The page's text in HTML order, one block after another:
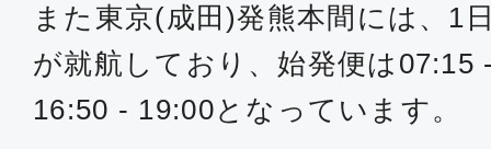
また東京(成田)発熊本間には、1
が就航しており、始発便は07:15
16:50 - 19:00となっています。